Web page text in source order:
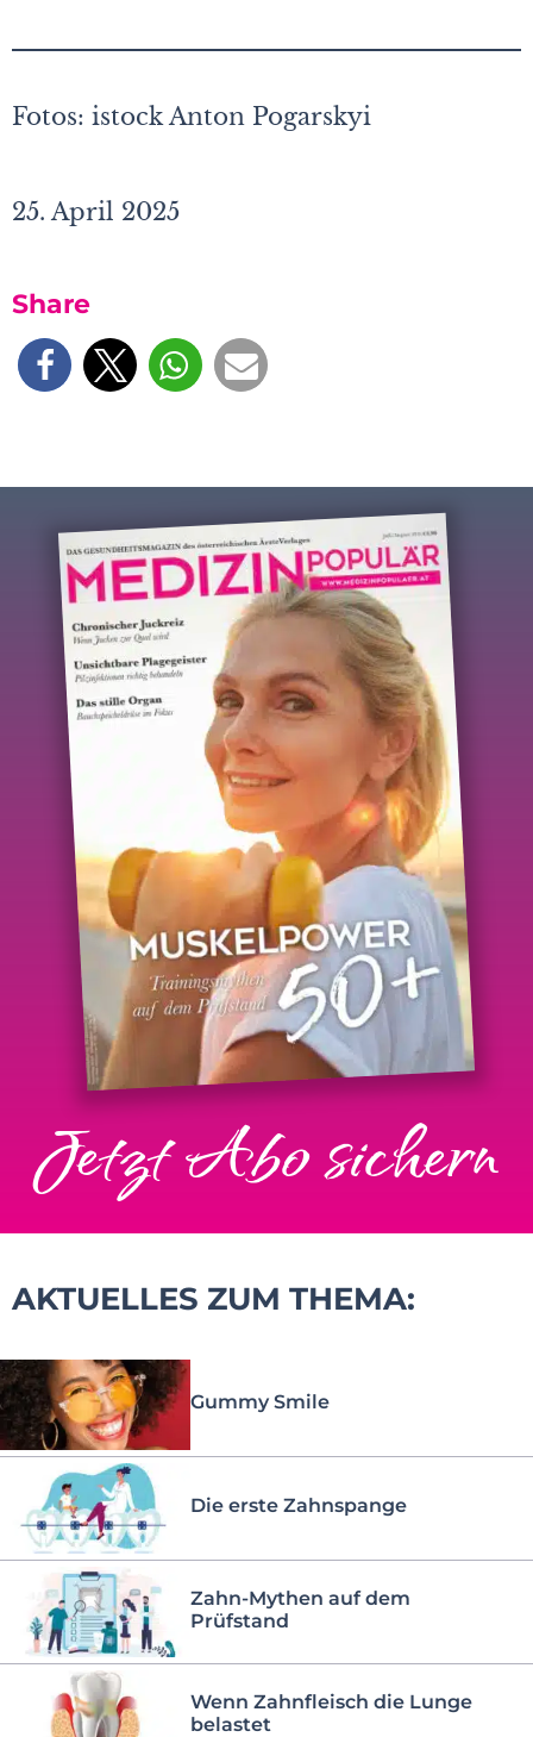
Fotos: istock Anton Pogarskyi
25. April 2025
Share
Jetzt Abo sichern
AKTUELLES ZUM THEMA:
Gummy Smile
Die erste Zahnspange
Zahn-Mythen auf dem
Prüfstand
Wenn Zahnfleisch die Lunge
belastet